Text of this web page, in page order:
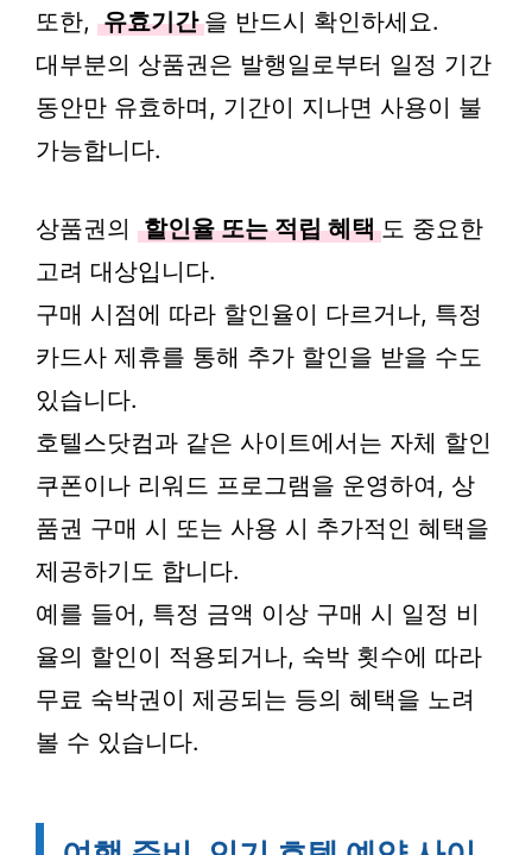
또한, 유효기간 을 반드시 확인하세요.
대부분의 상품권은 발행일로부터 일정 기간
동안만 유효하며, 기간이 지나면 사용이 불
가능합니다.
상품권의 할인율 또는 적립 혜택 도 중요한
고려 대상입니다.
구매 시점에 따라 할인율이 다르거나, 특정
카드사 제휴를 통해 추가 할인을 받을 수도
있습니다.
호텔스닷컴과 같은 사이트에서는 자체 할인
쿠폰이나 리워드 프로그램을 운영하여, 상
품권 구매 시 또는 사용 시 추가적인 혜택을
제공하기도 합니다.
예를 들어, 특정 금액 이상 구매 시 일정 비
율의 할인이 적용되거나, 숙박 횟수에 따라
무료 숙박권이 제공되는 등의 혜택을 노려
볼 수 있습니다.